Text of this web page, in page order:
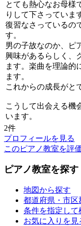
とても熱心なお母様
りして下さっていま
復習なさっているの
す。
男の子故なのか、ピ
興味があるらしく、
ます。楽曲を理論的
ます。
これからの成長がと
こうして出会える機
います。
2件
プロフィールを見る
このピアノ教室を評
ピアノ教室を探す
地図から探す
都道府県・市区
条件を指定して
お気に入りを見